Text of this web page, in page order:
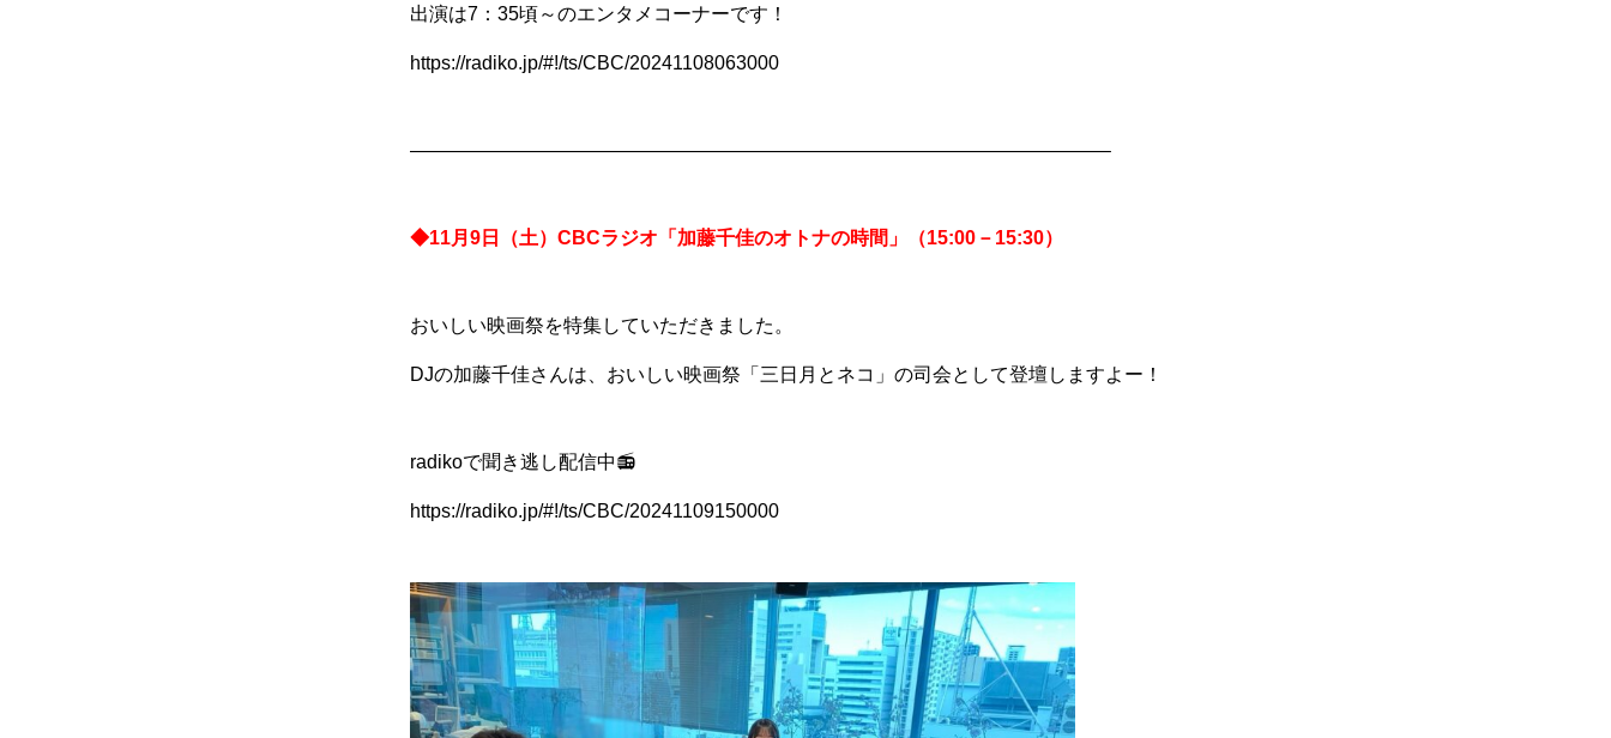
出演は7：35頃～のエンタメコーナーです！
https://radiko.jp/#!/ts/CBC/20241108063000
————————————————————————————————————–
◆11月9日（土）CBCラジオ「加藤千佳のオトナの時間」（15:00－15:30）
おいしい映画祭を特集していただきました。
DJの加藤千佳さんは、おいしい映画祭「三日月とネコ」の司会として登壇しますよー！
radikoで聞き逃し配信中📻
https://radiko.jp/#!/ts/CBC/20241109150000